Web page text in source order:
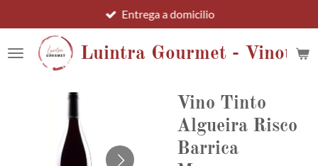
al
contenido
principal
Luintra Gourmet -
Entrega a domicilio
Vino Tinto
Algueira Risco
Barrica